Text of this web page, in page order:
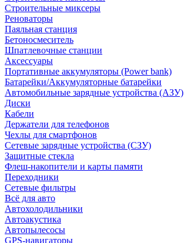
Строительные миксеры
Реноваторы
Паяльная станция
Бетоносмеситель
Шпатлевочные станции
Аксессуары
Портативные аккумуляторы (Power bank)
Батарейки/Аккумуляторные батарейки
Автомобильные зарядные устройства (АЗУ)
Диски
Кабели
Держатели для телефонов
Чехлы для смартфонов
Сетевые зарядные устройства (СЗУ)
Защитные стекла
Флеш-накопители и карты памяти
Переходники
Сетевые фильтры
Всё для авто
Автохолодильники
Автоакустика
Автопылесосы
GPS-навигаторы